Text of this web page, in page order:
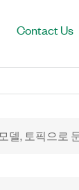
Contact Us